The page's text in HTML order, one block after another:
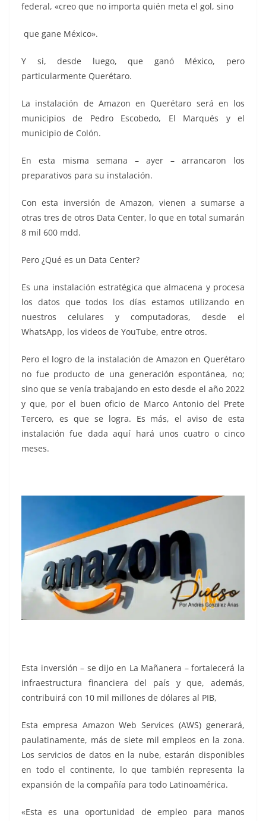
federal, «creo que no importa quién meta el gol, sino
que gane México».
Y si, desde luego, que ganó México, pero
particularmente Querétaro.
La instalación de Amazon en Querétaro será en los
municipios de Pedro Escobedo, El Marqués y el
municipio de Colón.
En esta misma semana – ayer – arrancaron los
preparativos para su instalación.
Con esta inversión de Amazon, vienen a sumarse a
otras tres de otros Data Center, lo que en total sumarán
8 mil 600 mdd.
Pero ¿Qué es un Data Center?
Es una instalación estratégica que almacena y procesa
los datos que todos los días estamos utilizando en
nuestros celulares y computadoras, desde el
WhatsApp, los videos de YouTube, entre otros.
Pero el logro de la instalación de Amazon en Querétaro
no fue producto de una generación espontánea, no;
sino que se venía trabajando en esto desde el año 2022
y que, por el buen oficio de Marco Antonio del Prete
Tercero, es que se logra. Es más, el aviso de esta
instalación fue dada aquí hará unos cuatro o cinco
meses.
Esta inversión – se dijo en La Mañanera – fortalecerá la
infraestructura financiera del país y que, además,
contribuirá con 10 mil millones de dólares al PIB,
Esta empresa Amazon Web Services (AWS) generará,
paulatinamente, más de siete mil empleos en la zona.
Los servicios de datos en la nube, estarán disponibles
en todo el continente, lo que también representa la
expansión de la compañía para todo Latinoamérica.
«Esta es una oportunidad de empleo para manos